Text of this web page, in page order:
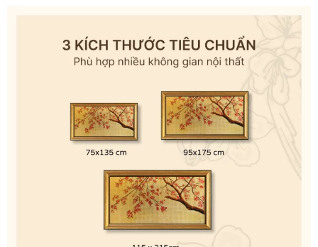
In tranh dán tường theo yêu cầu
in tranh mica